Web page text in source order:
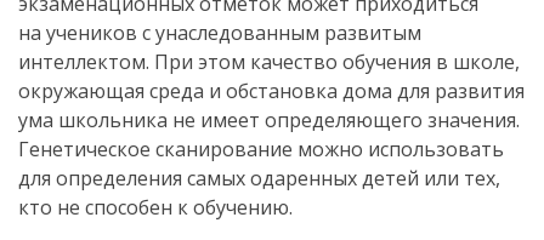
на учеников с унаследованным развитым
интеллектом. При этом качество обучения в школе,
окружающая среда и обстановка дома для развития
ума школьника не имеет определяющего значения.
Генетическое сканирование можно использовать
для определения самых одаренных детей или тех,
кто не способен к обучению.